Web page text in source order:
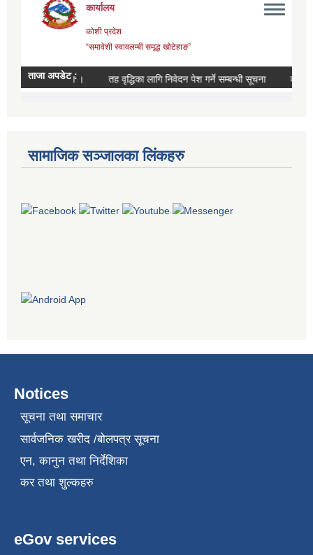
सामाजिक सञ्जालका लिंकहरु
Notices
सूचना तथा समाचार
सार्वजनिक खरीद /बोलपत्र सूचना
एन, कानुन तथा निर्देशिका
कर तथा शुल्कहरु
eGov services